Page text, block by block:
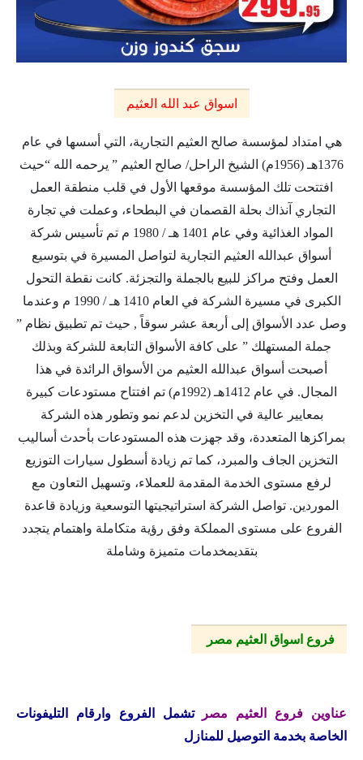
اسواق عبد الله العثيم
هي امتداد لمؤسسة صالح العثيم التجارية، التي أسسها في عام
1376هـ (1956م) الشيخ الراحل/ صالح العثيم ” يرحمه الله “حيث
افتتحت تلك المؤسسة موقعها الأول في قلب منطقة العمل
التجاري آنذاك بحلة القصمان في البطحاء، وعملت في تجارة
المواد الغذائية وفي عام 1401 هـ / 1980 م تم تأسيس شركة
أسواق عبدالله العثيم التجارية لتواصل المسيرة في بتوسيع
العمل وفتح مراكز للبيع بالجملة والتجزئة. كانت نقطة التحول
الكبرى في مسيرة الشركة في العام 1410 هـ / 1990 م وعندما
وصل عدد الأسواق إلى أربعة عشر سوقاً , حيث تم تطبيق نظام ”
جملة المستهلك ” على كافة الأسواق التابعة للشركة وبذلك
أصبحت أسواق عبدالله العثيم من الأسواق الرائدة في هذا
المجال. في عام 1412هـ (1992م) تم افتتاح مستودعات كبيرة
بمعايير عالية في التخزين لدعم نمو وتطور هذه الشركة
بمراكزها المتعددة، وقد جهزت هذه المستودعات بأحدث أساليب
التخزين الجاف والمبرد، كما تم زيادة أسطول سيارات التوزيع
لرفع مستوى الخدمة المقدمة للعملاء، وتسهيل التعاون مع
الموردين. تواصل الشركة استراتيجيتها التوسعية وزيادة قاعدة
الفروع على مستوى المملكة وفق رؤية متكاملة واهتمام يتجدد
بتقديمخدمات متميزة وشاملة
فروع اسواق العثيم مصر
عناوين فروع العثيم مصر
تشمل الفروع وارقام التليفونات
الخاصة بخدمة التوصيل للمنازل